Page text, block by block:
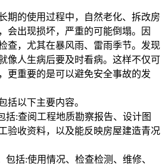
期的使用过程中，自然老化、拆改房
会出现损坏，严重的可能倒塌。因
查，尤其在暴风雨、雷雨季节。发现
像人生病后要及时看病。这样不仅可
更重要的是可以避免安全事故的发
括以下主要内容。
括:查阅工程地质勘察报告、设计图
验收资料，以及能反映房屋建造青况
包括:使用情况、检查检测、维修、